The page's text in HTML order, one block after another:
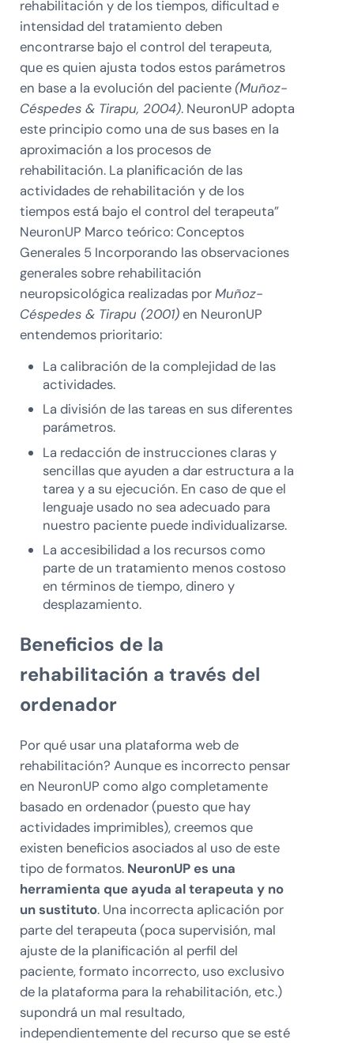
rehabilitación y de los tiempos, dificultad e
intensidad del tratamiento deben
encontrarse bajo el control del terapeuta,
que es quien ajusta todos estos parámetros
en base a la evolución del paciente (Muñoz-
Céspedes & Tirapu, 2004). NeuronUP adopta
este principio como una de sus bases en la
aproximación a los procesos de
rehabilitación. La planificación de las
actividades de rehabilitación y de los
tiempos está bajo el control del terapeuta”
NeuronUP Marco teórico: Conceptos
Generales 5 Incorporando las observaciones
generales sobre rehabilitación
neuropsicológica realizadas porMuñoz-
Céspedes & Tirapu (2001)en NeuronUP
entendemos prioritario:
La calibración de la complejidad de las
actividades.
La división de las tareas en sus diferentes
parámetros.
La redacción de instrucciones claras y
sencillas que ayuden a dar estructura a la
tarea y a su ejecución. En caso de que el
lenguaje usado no sea adecuado para
nuestro paciente puede individualizarse.
La accesibilidad a los recursos como
parte de un tratamiento menos costoso
en términos de tiempo, dinero y
desplazamiento.
Beneficios de la
rehabilitación a través del
ordenador
Por qué usar una plataforma web de
rehabilitación? Aunque es incorrecto pensar
en NeuronUP como algo completamente
basado en ordenador (puesto que hay
actividades imprimibles), creemos que
existen beneficios asociados al uso de este
tipo de formatos. NeuronUP es una
herramienta que ayuda al terapeuta y no
un sustituto. Una incorrecta aplicación por
parte del terapeuta (poca supervisión, mal
ajuste de la planificación al perfil del
paciente, formato incorrecto, uso exclusivo
de la plataforma para la rehabilitación, etc.)
supondrá un mal resultado,
independientemente del recurso que se esté